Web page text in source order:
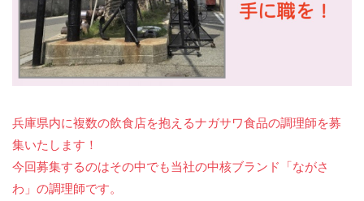
兵庫県内に複数の飲食店を抱えるナガサワ食品の調理師を募
集いたします！
今回募集するのはその中でも当社の中核ブランド「ながさ
わ」の調理師です。